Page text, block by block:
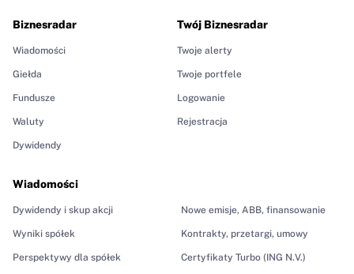
Biznesradar
Wiadomości
Giełda
Fundusze
Waluty
Dywidendy
Wiadomości
Dywidendy i skup akcji
Wyniki spółek
Perspektywy dla spółek
Nowe emisje, ABB, finansowanie
Kontrakty, przetargi, umowy
Certyfikaty Turbo (ING N.V.)
Twój Biznesradar
Twoje alerty
Twoje portfele
Logowanie
Rejestracja